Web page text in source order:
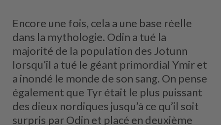
Encore une fois, cela a une base réelle
dans la mythologie. Odin a tué la
majorité de la population des Jotunn
lorsqu’il a tué le géant primordial Ymir et
a inondé le monde de son sang. On pense
également que Tyr était le plus puissant
des dieux nordiques jusqu’à ce qu’il soit
surpris par Odin et placé en deuxième